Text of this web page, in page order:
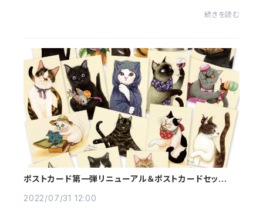
続きを読む
ポストカード第一弾リニューアル＆ポストカードセット新
2022/07/31 12:00